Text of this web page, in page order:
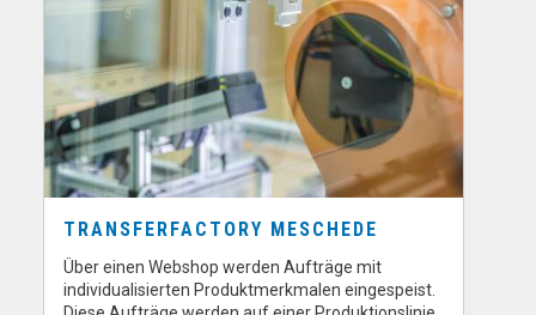
TRANSFERFACTORY MESCHEDE
Über einen Webshop werden Aufträge mit
individualisierten Produktmerkmalen eingespeist.